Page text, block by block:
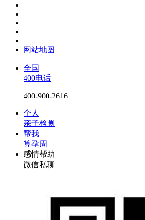
|
|
|
网站地图
全国
400电话
400-900-2616
个人
亲子检测
帮我
算孕周
感情帮助
微信私聊